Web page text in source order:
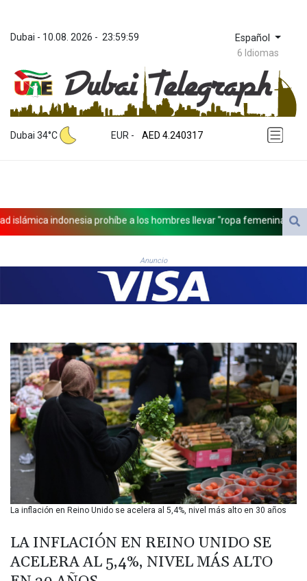
Dubai - 10.08. 2026 - 23:59:59 Español
6 Idiomas
Dubai 34°C EUR -
ZWL 371.739428
AED 4.240317
AED 4.240317
AFN 75.613798
ARS 1729.863941
AUD 1.63662
AZN 1.966429
BAM 1.954423
BBD 2.325762
BDT 142.67949
BMD 1.154472
BND 1.477659
BOB 13.741379
BRL 5.906976
BSD 1.154687
BTN 109.989518
BWP 15.555907
BYN 3.432982
BYR 22627.646025
BZD 2.322364
CAD 1.609934
CDF 2611.992228
CLF 0.026841
CLP 1056.411264
indonesia prohíbe a los hombres llevar "ropa femenina" para
Anuncio
La inflación en Reino Unido se acelera al 5,4%, nivel más alto en 30 años
LA INFLACIÓN EN REINO UNIDO SE
ACELERA AL 5,4%, NIVEL MÁS ALTO